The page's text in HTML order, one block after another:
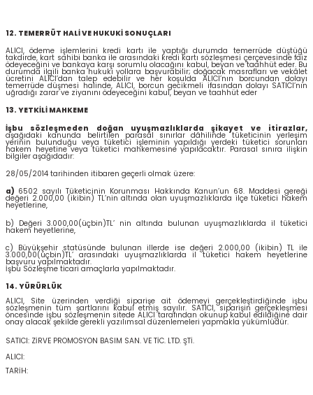
12. TEMERRÜT HALİ VE HUKUKİ SONUÇLARI
ALICI, ödeme işlemlerini kredi kartı ile yaptığı durumda temerrüde düştüğü
takdirde, kart sahibi banka ile arasındaki kredi kartı sözleşmesi çerçevesinde faiz
ödeyeceğini ve bankaya karşı sorumlu olacağını kabul, beyan ve taahhüt eder. Bu
durumda ilgili banka hukuki yollara başvurabilir; doğacak masrafları ve vekâlet
ücretini ALICI’dan talep edebilir ve her koşulda ALICI’nın borcundan dolayı
temerrüde düşmesi halinde, ALICI, borcun gecikmeli ifasından dolayı SATICI’nın
uğradığı zarar ve ziyanını ödeyeceğini kabul, beyan ve taahhüt eder
13. YETKİLİ MAHKEME
İşbu sözleşmeden doğan uyuşmazlıklarda şikayet ve itirazlar,
aşağıdaki kanunda belirtilen parasal sınırlar dâhilinde tüketicinin yerleşim
yerinin bulunduğu veya tüketici işleminin yapıldığı yerdeki tüketici sorunları
hakem heyetine veya tüketici mahkemesine yapılacaktır. Parasal sınıra ilişkin
bilgiler aşağıdadır:
28/05/2014 tarihinden itibaren geçerli olmak üzere:
a) 6502 sayılı Tüketicinin Korunması Hakkında Kanun’un 68. Maddesi gereği
değeri 2.000,00 (ikibin) TL’nin altında olan uyuşmazlıklarda ilçe tüketici hakem
heyetlerine,
b) Değeri 3.000,00(üçbin)TL’ nin altında bulunan uyuşmazlıklarda il tüketici
hakem heyetlerine,
c) Büyükşehir statüsünde bulunan illerde ise değeri 2.000,00 (ikibin) TL ile
3.000,00(üçbin)TL’ arasındaki uyuşmazlıklarda il tüketici hakem heyetlerine
başvuru yapılmaktadır.
İşbu Sözleşme ticari amaçlarla yapılmaktadır.
14. YÜRÜRLÜK
ALICI, Site üzerinden verdiği siparişe ait ödemeyi gerçekleştirdiğinde işbu
sözleşmenin tüm şartlarını kabul etmiş sayılır. SATICI, siparişin gerçekleşmesi
öncesinde işbu sözleşmenin sitede ALICI tarafından okunup kabul edildiğine dair
onay alacak şekilde gerekli yazılımsal düzenlemeleri yapmakla yükümlüdür.
SATICI: ZİRVE PROMOSYON BASIM SAN. VE TİC. LTD. ŞTİ.
ALICI:
TARİH: